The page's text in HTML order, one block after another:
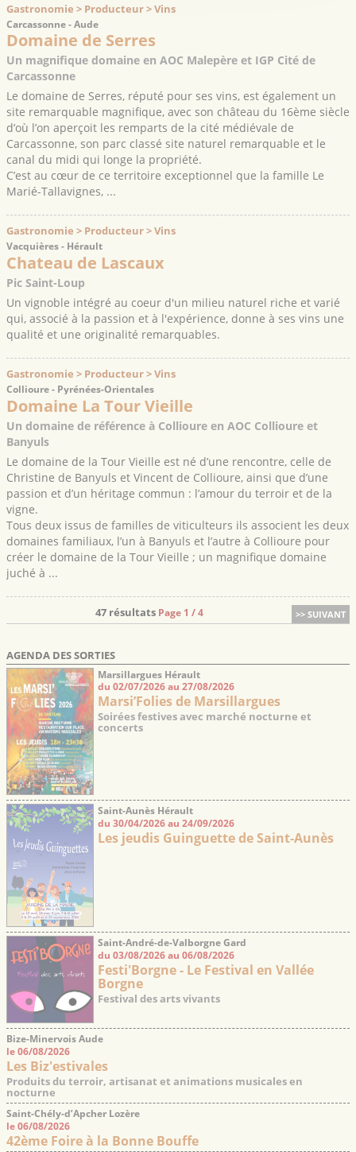
Gastronomie > Producteur > Vins
Carcassonne - Aude
Domaine de Serres
Un magnifique domaine en AOC Malepère et IGP Cité de
Carcassonne
Le domaine de Serres, réputé pour ses vins, est également un
site remarquable magnifique, avec son château du 16ème siècle
d’où l’on aperçoit les remparts de la cité médiévale de
Carcassonne, son parc classé site naturel remarquable et le
canal du midi qui longe la propriété.
C’est au cœur de ce territoire exceptionnel que la famille Le
Marié-Tallavignes, ...
Gastronomie > Producteur > Vins
Vacquières - Hérault
Chateau de Lascaux
Pic Saint-Loup
Un vignoble intégré au coeur d'un milieu naturel riche et varié
qui, associé à la passion et à l'expérience, donne à ses vins une
qualité et une originalité remarquables.
Gastronomie > Producteur > Vins
Collioure - Pyrénées-Orientales
Domaine La Tour Vieille
Un domaine de référence à Collioure en AOC Collioure et
Banyuls
Le domaine de la Tour Vieille est né d’une rencontre, celle de
Christine de Banyuls et Vincent de Collioure, ainsi que d’une
passion et d’un héritage commun : l’amour du terroir et de la
vigne.
Tous deux issus de familles de viticulteurs ils associent les deux
domaines familiaux, l’un à Banyuls et l’autre à Collioure pour
créer le domaine de la Tour Vieille ; un magnifique domaine
juché à ...
>> SUIVANT
47 résultats Page 1 / 4
AGENDA DES SORTIES
Marsillargues Hérault
du 02/07/2026 au 27/08/2026
Marsi’Folies de Marsillargues
Soirées festives avec marché nocturne et
concerts
Saint-Aunès Hérault
du 30/04/2026 au 24/09/2026
Les jeudis Guinguette de Saint-Aunès
Saint-André-de-Valborgne Gard
du 03/08/2026 au 06/08/2026
Festi'Borgne - Le Festival en Vallée
Borgne
Festival des arts vivants
Bize-Minervois Aude
le 06/08/2026
Les Biz'estivales
Produits du terroir, artisanat et animations musicales en
nocturne
Saint-Chély-d’Apcher Lozère
le 06/08/2026
42ème Foire à la Bonne Bouffe